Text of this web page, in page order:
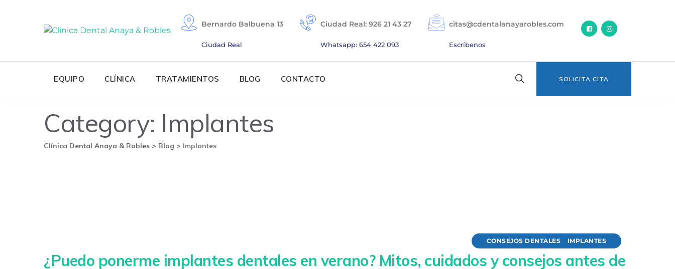
Bernardo Balbuena 13
Ciudad Real
Ciudad Real: 926 21 43 27
Whatsapp: 654 422 093
citas@cdentalanayarobles.com
Escríbenos
EQUIPO CLÍNICA TRATAMIENTOS BLOG CONTACTO SOLICITA CITA
Category: Implantes
Clínica Dental Anaya & Robles > Blog > Implantes
CONSEJOS DENTALES IMPLANTES
¿Puedo ponerme implantes dentales en verano? Mitos, cuidados y consejos antes de